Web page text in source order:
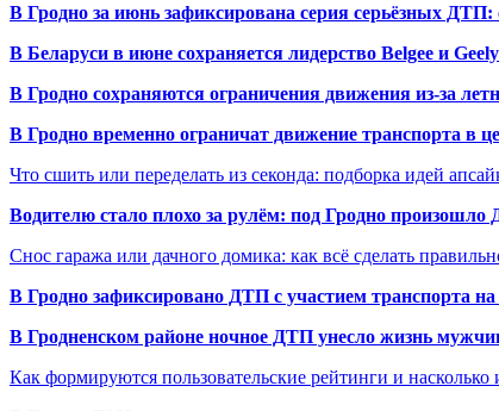
В Гродно за июнь зафиксирована серия серьёзных
В Беларуси в июне сохраняется лидерство Belgee и
В Гродно сохраняются ограничения движения из-за
В Гродно временно ограничат движение транспорта в
Что сшить или переделать из секонда: подборка идей
Водителю стало плохо за рулём: под Гродно произошло
Снос гаража или дачного домика: как всё сделать
В Гродно зафиксировано ДТП с участием транспорта
В Гродненском районе ночное ДТП унесло жизнь
Как формируются пользовательские рейтинги и